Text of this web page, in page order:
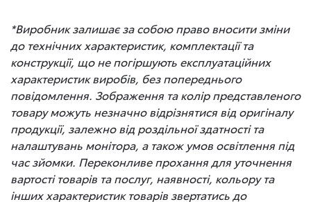
*Виробник залишає за собою право вносити зміни
до технічних характеристик, комплектації та
конструкції, що не погіршують експлуатаційних
характеристик виробів, без попереднього
повідомлення. Зображення та колір представленого
товару можуть незначно відрізнятися від оригіналу
продукції, залежно від роздільної здатності та
налаштувань монітора, а також умов освітлення під
час зйомки. Переконливе прохання для уточнення
вартості товарів та послуг, наявності, кольору та
інших характеристик товарів звертатись до